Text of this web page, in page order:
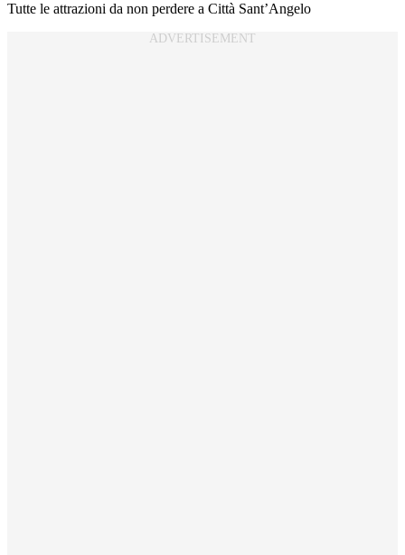
Tutte le attrazioni da non perdere a Città Sant’Angelo